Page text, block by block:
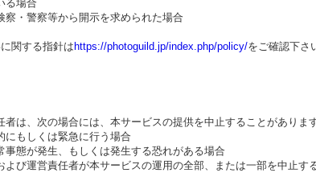
る場合
・警察等から開示を求められた場合
関する指針はhttps://photoguild.jp/index.php/policy/をご確認下さ
は、次の場合には、本サービスの提供を中止することがあります
もしくは緊急に行う場合
態が発生、もしくは発生する恐れがある場合
び運営責任者が本サービスの運用の全部、または一部を中止す